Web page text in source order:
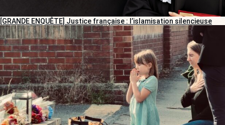
[GRANDE ENQUÊTE] Justice française : l’islamisation silencieuse